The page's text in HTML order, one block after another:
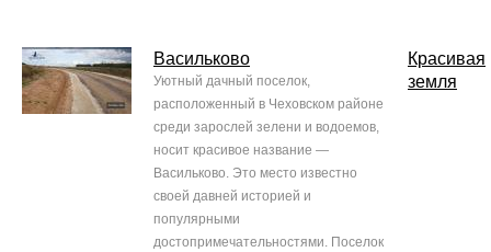
Васильково
Уютный дачный поселок,
расположенный в Чеховском районе
среди зарослей зелени и водоемов,
носит красивое название —
Васильково. Это место известно
своей давней историей и
популярными
достопримечательностями. Поселок
Красивая
земля